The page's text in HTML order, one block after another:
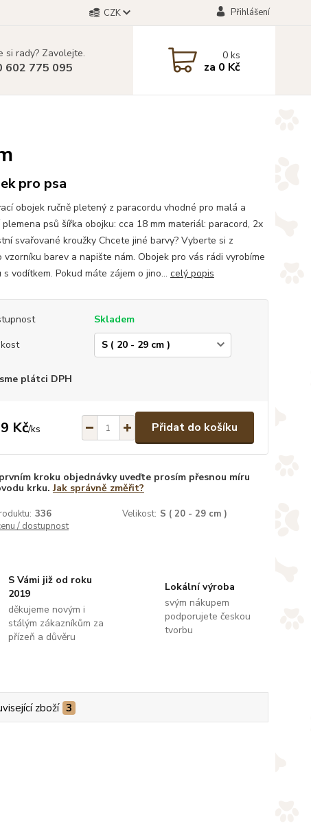
CZK Přihlášení
si rady? Zavolejte.
602 775 095
0ks
za 0 Kč
pro psa
obojek ručně pletený z paracordu vhodné pro malá a
psů šířka obojku: cca 18 mm materiál: paracord, 2x
svařované kroužky Chcete jiné barvy? Vyberte si z
vzorníku barev a napište nám. Obojek pro vás rádi vyrobíme
s vodítkem. Pokud máte zájem o jino... celý popis
Skladem
plátci DPH
Kč/ks Přidat do košíku
kroku objednávky uveďte prosím přesnou míru
krku.Jak správně změřit?
336 Velikost: S ( 20 - 29 cm )
/ dostupnost
S Vámi již od roku
2019
děkujeme novým i
stálým zákazníkům za
přízeň a důvěru
Lokální výroba
svým nákupem
podporujete českou
tvorbu
zboží 3